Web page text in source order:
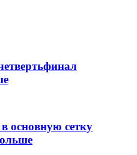
основную сетку